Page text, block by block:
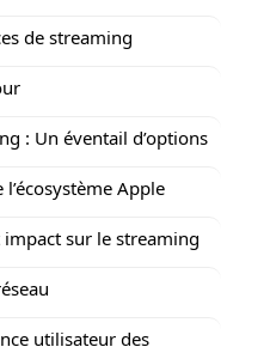
de streaming
: Un éventail d’options
Apple
sur le streaming
utilisateur des